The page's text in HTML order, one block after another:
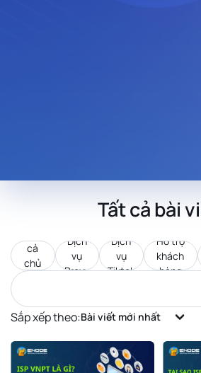
Tất cả bài
cả
chủ
Dịch
vụ
Proxy
Dịch
vụ
Tiktok
Hỗ trợ
khách
hàng
Sắp xếp theo:Bài viết mới nhất